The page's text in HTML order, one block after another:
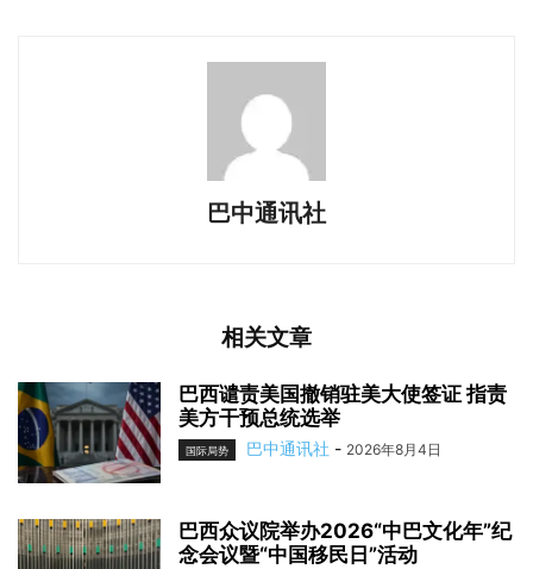
巴中通讯社
相关文章
巴西谴责美国撤销驻美大使签证 指责
美方干预总统选举
国际局势 巴中通讯社 - 2026年8月4日
巴西众议院举办2026“中巴文化年”纪
念会议暨“中国移民日”活动